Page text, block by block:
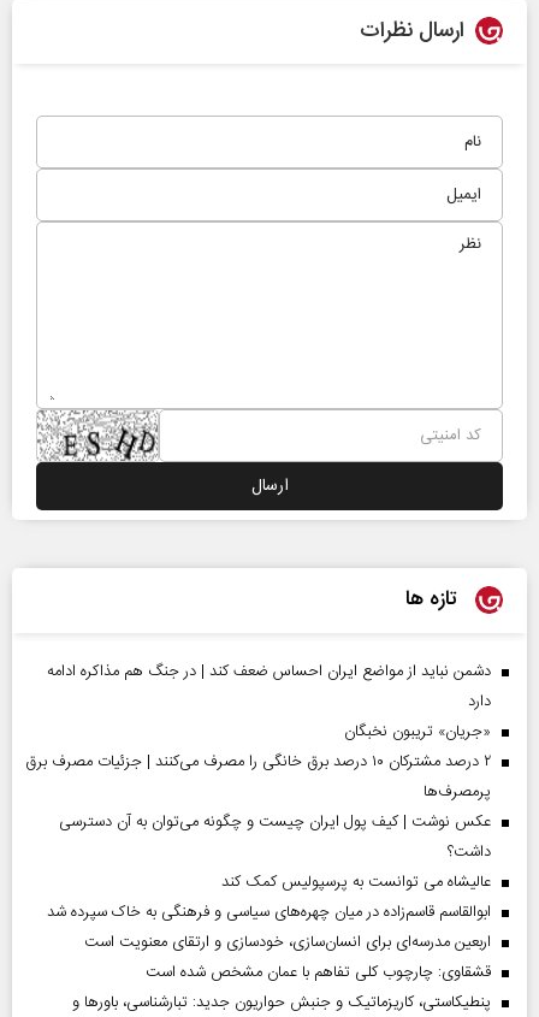
ارسال نظرات
تازه ها
دشمن نباید از مواضع ایران احساس ضعف کند | در جنگ هم مذاکره ادامه
دارد
«جریان» تریبون نخبگان
۲ درصد مشترکان ۱۰ درصد برق خانگی را مصرف می‌کنند | جزئیات مصرف برق
پرمصرف‌ها
عکس نوشت | کیف پول ایران چیست و چگونه می‌توان به آن دسترسی
داشت؟
عالیشاه می توانست به پرسپولیس کمک کند
ابوالقاسم قاسم‌زاده در میان چهره‌های سیاسی و فرهنگی به خاک سپرده شد
اربعین مدرسه‌ای برای انسان‌سازی، خودسازی و ارتقای معنویت است
قشقاوی: چارچوب کلی تفاهم با عمان مشخص شده است
پنطیکاستی، کاریزماتیک و جنبش حواریون جدید: تبارشناسی، باور‌ها و